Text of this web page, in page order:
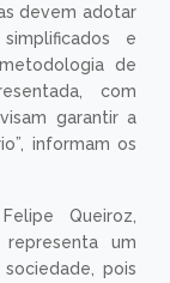
devem adotar
e
de
com
garantir a
informam os
Queiroz,
um
pois